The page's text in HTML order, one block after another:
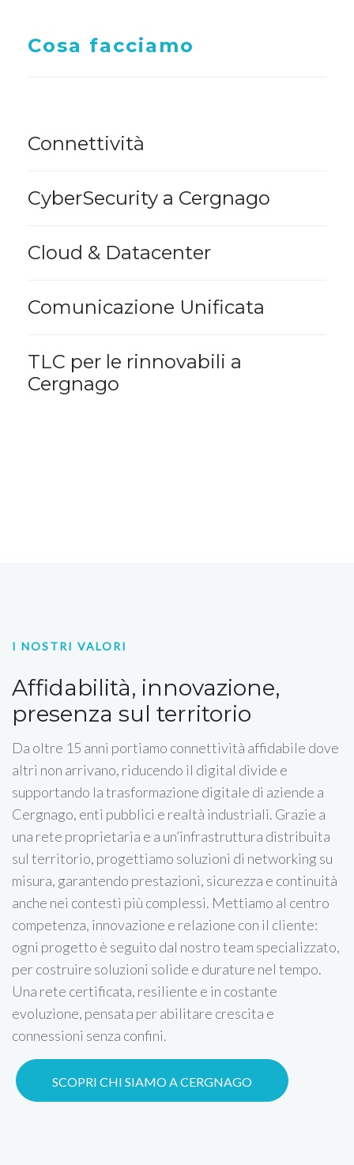
Cosa facciamo
Connettività
CyberSecurity a Cergnago
Cloud & Datacenter
Comunicazione Unificata
TLC per le rinnovabili a
Cergnago
I NOSTRI VALORI
Affidabilità, innovazione,
presenza sul territorio
Da oltre 15 anni portiamo connettività affidabile dove
altri non arrivano, riducendo il digital divide e
supportando la trasformazione digitale di aziende a
Cergnago, enti pubblici e realtà industriali. Grazie a
una rete proprietaria e a un’infrastruttura distribuita
sul territorio, progettiamo soluzioni di networking su
misura, garantendo prestazioni, sicurezza e continuità
anche nei contesti più complessi. Mettiamo al centro
competenza, innovazione e relazione con il cliente:
ogni progetto è seguito dal nostro team specializzato,
per costruire soluzioni solide e durature nel tempo.
Una rete certificata, resiliente e in costante
evoluzione, pensata per abilitare crescita e
connessioni senza confini.
SCOPRI CHI SIAMO A CERGNAGO